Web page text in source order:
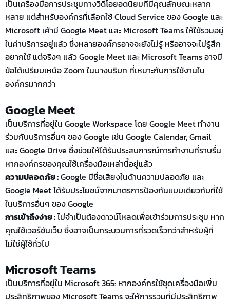
เป็นเครื่องมือการประชุมทางวิดีโอยอดนิยมที่มีคุณลักษณะหลาก
หลาย แต่สำหรับองค์กรที่เลือกใช้ Cloud Service ของ Google และ
Microsoft เค้ามี Google Meet และ Microsoft Teams ให้ใช้รวมอยู่
ในค่าบริการอยู่แล้ว ซึ่งหลายองค์กรอาจจะยังไม่รู้ หรืออาจจะไม่รู้สึก
อยากใช้ แต่จริงๆ แล้ว Google Meet และ Microsoft Teams อาจมี
ข้อได้เปรียบเหนือ Zoom ในบางบริบท ที่เหมาะกับการใช้งานใน
องค์กรมากกว่า
Google Meet
เป็นบริการที่อยู่ใน Google Workspace โดย Google Meet ทำงาน
ร่วมกับบริการอื่นๆ ของ Google เช่น Google Calendar, Gmail
และ Google Drive ซึ่งช่วยให้ได้รับประสบการณ์การทำงานที่ราบรื่น
หากองค์กรของคุณใช้เครื่องมือเหล่านี้อยู่แล้ว
ความปลอดภัย :Google มีชื่อเสียงในด้านความปลอดภัย และ
Google Meet ได้รับประโยชน์จากมาตรการป้องกันแบบเดียวกับที่ใช้
ในบริการอื่นๆ ของ Google
การเข้าถึงง่าย :ไม่จำเป็นต้องดาวน์โหลดเพื่อเข้าร่วมการประชุม หาก
คุณใช้เวอร์ชันเว็บ ซึ่งอาจเป็นกระบวนการที่รวดเร็วกว่าสำหรับผู้ที่
ไม่ใช่ผู้ใช้ทั่วไป
Microsoft Teams
เป็นบริการที่อยู่ใน Microsoft 365: หากองค์กรใช้ชุดเครื่องมือเพิ่ม
ประสิทธิภาพของ Microsoft Teams จะให้การรวมที่มีประสิทธิภาพ